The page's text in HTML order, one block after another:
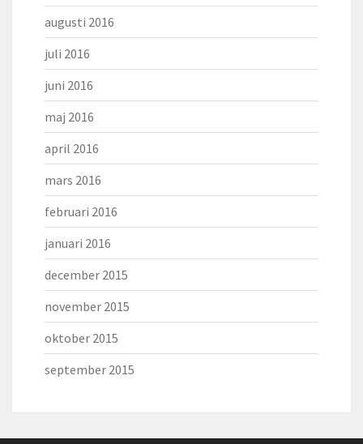
augusti 2016
juli 2016
juni 2016
maj 2016
april 2016
mars 2016
februari 2016
januari 2016
december 2015
november 2015
oktober 2015
september 2015